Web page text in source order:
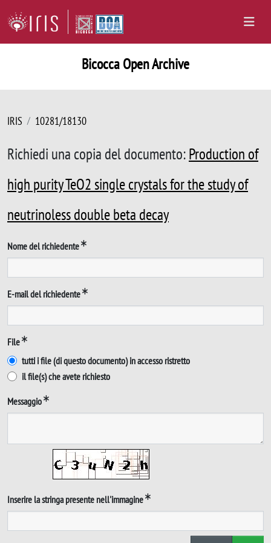
Bicocca Open Archive
IRIS 10281/18130
Richiedi una copia del documento:Production of
high purity TeO2 single crystals for the study of
neutrinoless double beta decay
Nome del richiedente
E-mail del richiedente
File
tutti i file (di questo documento) in accesso ristretto
il file(s) che avete richiesto
Messaggio
Inserire la stringa presente nell'immagine